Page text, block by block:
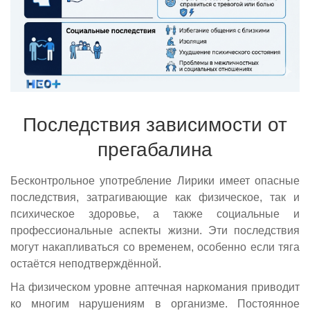
Последствия зависимости от
прегабалина
Бесконтрольное употребление Лирики имеет опасные
последствия, затрагивающие как физическое, так и
психическое здоровье, а также социальные и
профессиональные аспекты жизни. Эти последствия
могут накапливаться со временем, особенно если тяга
остаётся неподтверждённой.
На физическом уровне аптечная наркомания приводит
ко многим нарушениям в организме. Постоянное